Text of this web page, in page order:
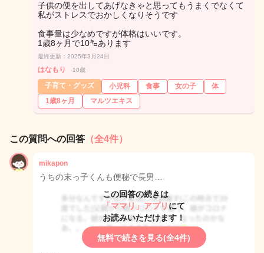
子供の便を出してあげなきゃと思ってもうまくでなくて
私がストレスでおかしくなりそうです
食事量は少なめですが体格はいいです。
1歳8ヶ月で10㌔あります
最終更新：2025年3月24日
はなもり 10歳
子育て・グッズ 小児科 食事 女の子
体
1歳8ヶ月
マルツエキス
この質問への回答 （全4件）
mikapon
うちの末っ子くんも便秘で長男…
この回答の続きは
「ママリ」アプリ にて
お読みいただけます！
無料で続きを見る(全4件)